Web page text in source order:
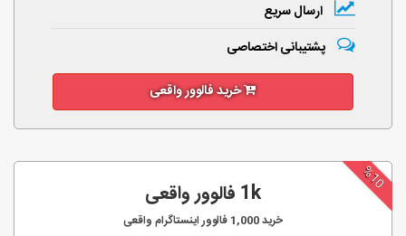
ارسال سریع
پشتیبانی اختصاصی
خرید فالوور واقعی
%10
1k فالوور واقعی
خرید1,000 فالوور اینستاگرام واقعی